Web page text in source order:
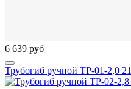
6 639 руб
Трубогиб ручной ТР-01-2,0